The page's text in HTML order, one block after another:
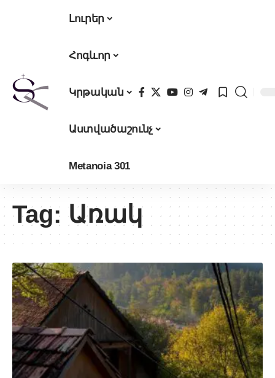
Լուրեր
Հոգևոր
Կրթական
Աստվածաշունչ
Metanoia 301
Tag: Առակ